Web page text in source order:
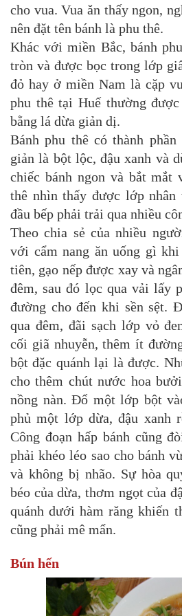
cho vua. Vua ăn thấy ngon,
nên đặt tên bánh là phu thê.
Khác với miền Bắc, bánh
tròn và được bọc trong lớp
đỏ hay ở miền Nam là cặp
phu thê tại Huế thường
bằng lá dừa giản dị.
Bánh phu thê có thành
giản là bột lộc, đậu xanh và
chiếc bánh ngon và bắt
thê nhìn thấy được lớp nhân
đầu bếp phải trải qua nhiều
Theo chia sẻ của nhiều
với cẩm nang ăn uống gì
tiên, gạo nếp được xay và
đêm, sau đó lọc qua vải lấy
đường cho đến khi sền sệt.
qua đêm, đãi sạch lớp vỏ
cối giã nhuyễn, thêm ít
bột đặc quánh lại là được.
cho thêm chút nước hoa
nồng nàn. Đổ một lớp bột
phủ một lớp dừa, đậu xanh
Công đoạn hấp bánh cũng
phải khéo léo sao cho bánh
và không bị nhão. Sự hòa
béo của dừa, thơm ngọt của
quánh dưới hàm răng khiến
cũng phải mê mẩn.
Bún hến